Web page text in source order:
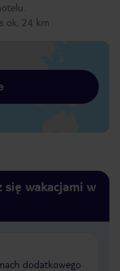
ok. 24 km
się wakacjami w
dodatkowego